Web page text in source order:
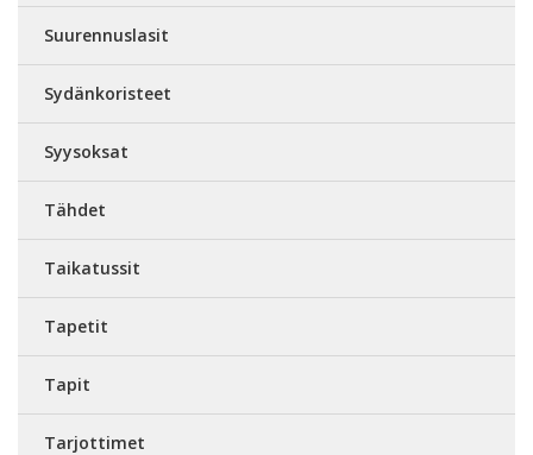
Suurennuslasit
Sydänkoristeet
Syysoksat
Tähdet
Taikatussit
Tapetit
Tapit
Tarjottimet